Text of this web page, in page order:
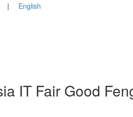
English
IT Fair Good